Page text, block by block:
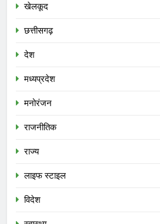
खेलकूद
छत्तीसगढ़
देश
मध्‍यप्रदेश
मनोरंजन
राजनीतिक
राज्य
लाइफ स्टाइल
विदेश